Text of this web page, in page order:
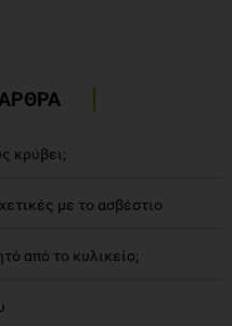
κρύβει;
με το ασβέστιο
από το κυλικείο;